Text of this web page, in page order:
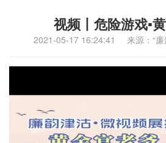
视频丨危险游戏▪
2021-05-17 16:24:41 来源：“廉